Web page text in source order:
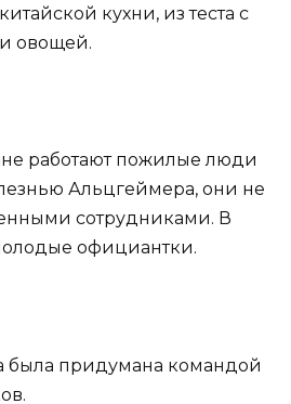
кухни, из теста с
овощей.
работают пожилые люди
Альцгеймера, они не
сотрудниками. В
официантки.
была придумана командой